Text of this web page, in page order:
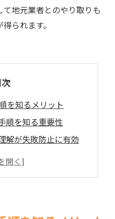
地元業者とのやり取りも
られます。
を知るメリット
順を知る重要性
解が失敗防止に有効
長持ちする理由